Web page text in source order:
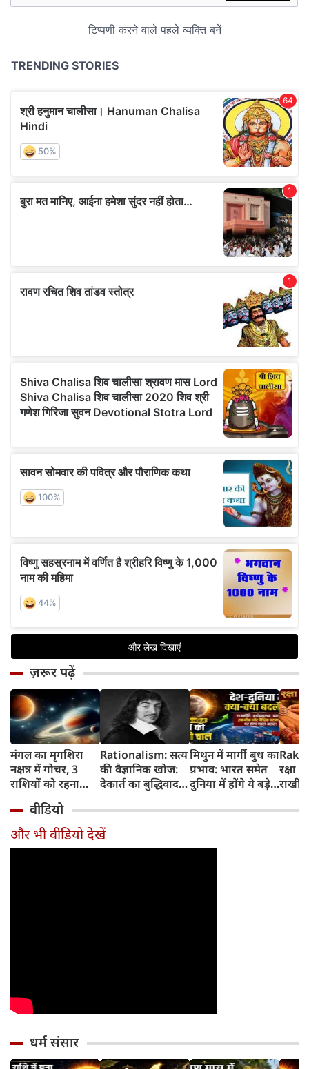
ज़रूर पढ़ें
मंगल का मृगशिरा
नक्षत्र में गोचर, 3
राशियों को रहना
सावधान
Rationalism: सत्य
की वैज्ञानिक खोज:
देकार्त का बुद्धिवाद
का जन्म
मिथुन में मार्गी बुध का
प्रभाव: भारत समेत
दुनिया में होंगे ये बड़े
रक्षा
राखी
वीडियो
और भी वीडियो देखें
धर्म संसार